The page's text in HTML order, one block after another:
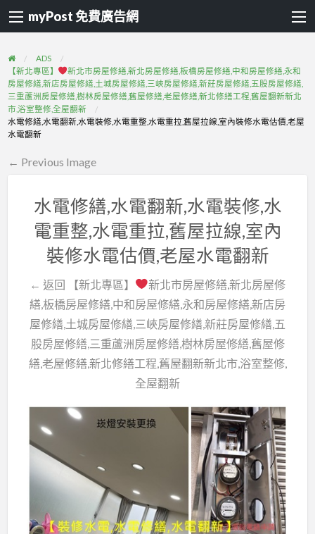
myPost 免費廣告網
ADS
【新北專區】
新北市房屋修繕,新北房屋修繕,板橋房屋修繕,中和房屋修繕,永和
房屋修繕,新店房屋修繕,土城房屋修繕,三峽房屋修繕,新莊房屋修繕,五股房屋修繕,
三重蘆洲房屋修繕,樹林房屋修繕,舊屋修繕,老屋修繕,新北修繕工程,舊屋翻新新北
市,浴室整修,全屋翻新
水電修繕,水電翻新,水電裝修,水電重整,水電重拉,舊屋拉線,室內裝修水電估價,老屋
水電翻新
← Previous Image
水電修繕,水電翻新,水電裝修,水
電重整,水電重拉,舊屋拉線,室內
裝修水電估價,老屋水電翻新
← 返回 【新北專區】
新北市房屋修繕,新北房屋修
繕,板橋房屋修繕,中和房屋修繕,永和房屋修繕,新店房
屋修繕,土城房屋修繕,三峽房屋修繕,新莊房屋修繕,五
股房屋修繕,三重蘆洲房屋修繕,樹林房屋修繕,舊屋修
繕,老屋修繕,新北修繕工程,舊屋翻新新北市,浴室整修,
全屋翻新